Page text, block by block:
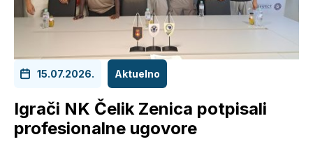
15.07.2026. Aktuelno
Igrači NK Čelik Zenica potpisali
profesionalne ugovore